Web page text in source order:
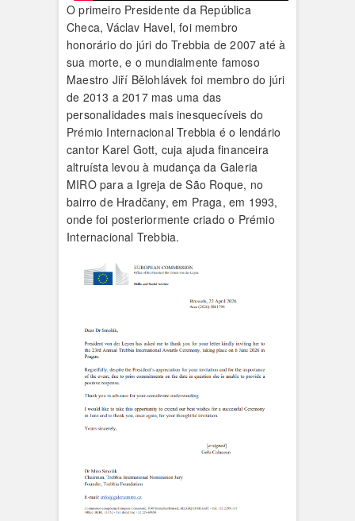
O primeiro Presidente da República
Checa, Václav Havel, foi membro
honorário do júri do Trebbia de 2007 até à
sua morte, e o mundialmente famoso
Maestro Jiří Bělohlávek foi membro do júri
de 2013 a 2017 mas uma das
personalidades mais inesquecíveis do
Prémio Internacional Trebbia é o lendário
cantor Karel Gott, cuja ajuda financeira
altruísta levou à mudança da Galeria
MIRO para a Igreja de São Roque, no
bairro de Hradčany, em Praga, em 1993,
onde foi posteriormente criado o Prémio
Internacional Trebbia.